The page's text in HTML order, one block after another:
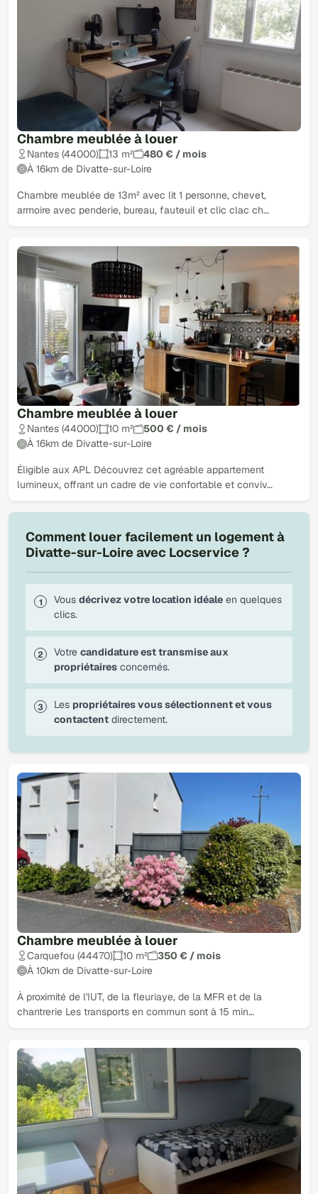
Chambre meublée à louer
Nantes (44000) 13 m²
480 € / mois
À 16km de Divatte-sur-Loire
Chambre meublée de 13m² avec lit 1 personne, chevet,
armoire avec penderie, bureau, fauteuil et clic clac ch…
Chambre meublée à louer
Nantes (44000) 10 m²
500 € / mois
À 16km de Divatte-sur-Loire
Éligible aux APL Découvrez cet agréable appartement
lumineux, offrant un cadre de vie confortable et conviv…
Chambre meublée à louer
Carquefou (44470) 10 m²
350 € / mois
À 10km de Divatte-sur-Loire
À proximité de l'IUT, de la fleuriaye, de la MFR et de la
chantrerie Les transports en commun sont à 15 min…
Comment louer facilement un logement à
Divatte-sur-Loire avec Locservice ?
Vous décrivez votre location idéale en quelques
clics.
Votre candidature est transmise aux
propriétaires concernés.
Les propriétaires vous sélectionnent et vous
contactent directement.